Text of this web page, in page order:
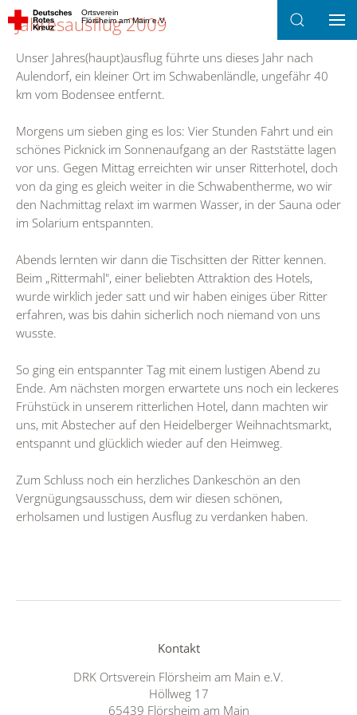
Ortsverein
Flörsheim am Main e.V.
Jahresausflug 2009
Unser Jahres(haupt)ausflug führte uns dieses Jahr nach
Aulendorf, ein kleiner Ort im Schwabenländle, ungefähr 40
km vom Bodensee entfernt.
Morgens um sieben ging es los: Vier Stunden Fahrt und ein
schönes Picknick im Sonnenaufgang an der Raststätte lagen
vor uns. Gegen Mittag erreichten wir unser Ritterhotel, doch
von da ging es gleich weiter in die Schwabentherme, wo wir
den Nachmittag relaxt im warmen Wasser, in der Sauna oder
im Solarium entspannten.
Abends lernten wir dann die Tischsitten der Ritter kennen.
Beim „Rittermahl", einer beliebten Attraktion des Hotels,
wurde wirklich jeder satt und wir haben einiges über Ritter
erfahren, was bis dahin sicherlich noch niemand von uns
wusste.
So ging ein entspannter Tag mit einem lustigen Abend zu
Ende. Am nächsten morgen erwartete uns noch ein leckeres
Frühstück in unserem ritterlichen Hotel, dann machten wir
uns, mit Abstecher auf den Heidelberger Weihnachtsmarkt,
entspannt und glücklich wieder auf den Heimweg.
Zum Schluss noch ein herzliches Dankeschön an den
Vergnügungsausschuss, dem wir diesen schönen,
erholsamen und lustigen Ausflug zu verdanken haben.
Kontakt
DRK Ortsverein Flörsheim am Main e.V.
Höllweg 17
65439 Flörsheim am Main